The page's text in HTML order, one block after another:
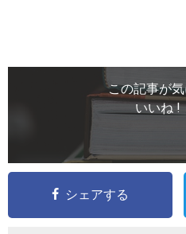
この記事が
いいね !
シェアする